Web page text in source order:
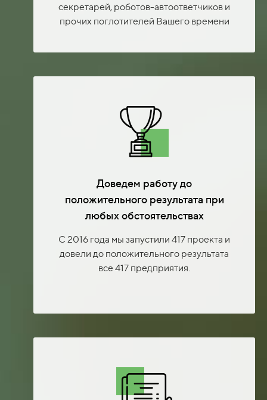
секретарей, роботов-автоответчиков и
прочих поглотителей Вашего времени
Доведем работу до
положительного результата при
любых обстоятельствах
С 2016 года мы запустили 417 проекта и
довели до положительного результата
все 417 предприятия.